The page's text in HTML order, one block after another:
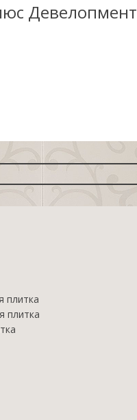
Девелопмент
плитка
плитка